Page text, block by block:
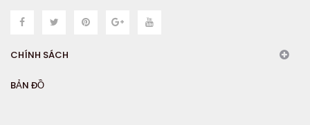
CHÍNH SÁCH
BẢN ĐỒ